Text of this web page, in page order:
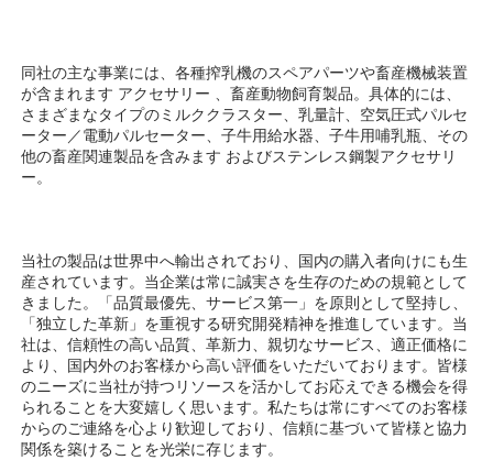
同社の主な事業には、各種搾乳機のスペアパーツや畜産機械装置
が含まれます アクセサリー 、畜産動物飼育製品。具体的には、
さまざまなタイプのミルククラスター、乳量計、空気圧式パルセ
ーター／電動パルセーター、子牛用給水器、子牛用哺乳瓶、その
他の畜産関連製品を含みます およびステンレス鋼製アクセサリ
ー。
当社の製品は世界中へ輸出されており、国内の購入者向けにも生
産されています。当企業は常に誠実さを生存のための規範として
きました。「品質最優先、サービス第一」を原則として堅持し、
「独立した革新」を重視する研究開発精神を推進しています。当
社は、信頼性の高い品質、革新力、親切なサービス、適正価格に
より、国内外のお客様から高い評価をいただいております。皆様
のニーズに当社が持つリソースを活かしてお応えできる機会を得
られることを大変嬉しく思います。私たちは常にすべてのお客様
からのご連絡を心より歓迎しており、信頼に基づいて皆様と協力
関係を築けることを光栄に存じます。